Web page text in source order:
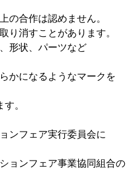
合作は認めません。
消すことがあります。
形状、パーツなど
になるようなマークを
。
フェア実行委員会に
ンフェア事業協同組合の